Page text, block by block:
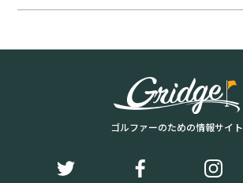
ゴルファーのための情報サイト